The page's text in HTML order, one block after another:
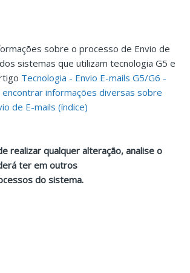
sobre o processo de Envio de
sistemas que utilizam tecnologia G5 e
Tecnologia - Envio E-mails G5/G6 -
informações diversas sobre
de E-mails (índice)
realizar qualquer alteração, analise o
ter em outros
do sistema.